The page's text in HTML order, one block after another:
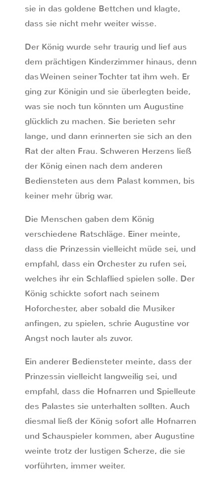
sie in das goldene Bettchen und klagte,
dass sie nicht mehr weiter wisse.
Der König wurde sehr traurig und lief aus
dem prächtigen Kinderzimmer hinaus, denn
das Weinen seiner Tochter tat ihm weh. Er
ging zur Königin und sie überlegten beide,
was sie noch tun könnten um Augustine
glücklich zu machen. Sie berieten sehr
lange, und dann erinnerten sie sich an den
Rat der alten Frau. Schweren Herzens ließ
der König einen nach dem anderen
Bediensteten aus dem Palast kommen, bis
keiner mehr übrig war.
Die Menschen gaben dem König
verschiedene Ratschläge. Einer meinte,
dass die Prinzessin vielleicht müde sei, und
empfahl, dass ein Orchester zu rufen sei,
welches ihr ein Schlaflied spielen solle. Der
König schickte sofort nach seinem
Hoforchester, aber sobald die Musiker
anfingen, zu spielen, schrie Augustine vor
Angst noch lauter als zuvor.
Ein anderer Bediensteter meinte, dass der
Prinzessin vielleicht langweilig sei, und
empfahl, dass die Hofnarren und Spielleute
des Palastes sie unterhalten sollten. Auch
diesmal ließ der König sofort alle Hofnarren
und Schauspieler kommen, aber Augustine
weinte trotz der lustigen Scherze, die sie
vorführten, immer weiter.